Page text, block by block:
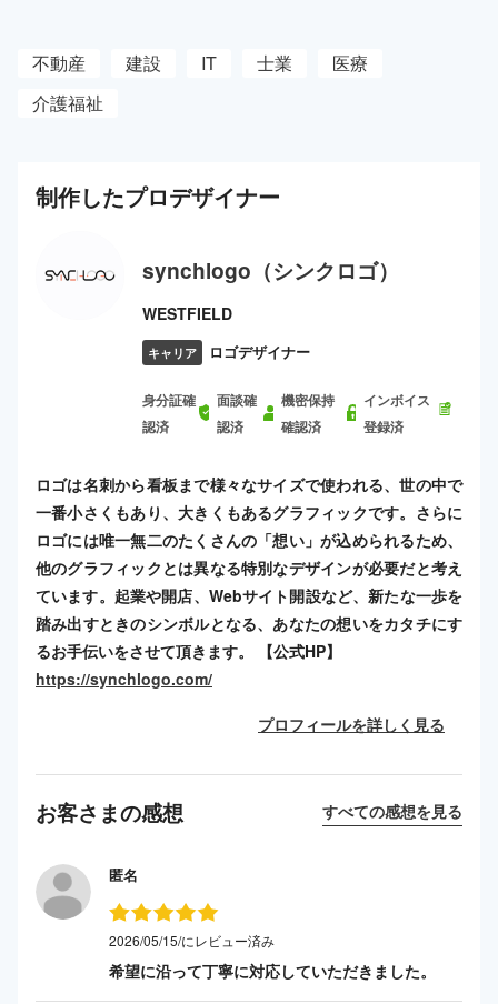
不動産 建設 IT 士業
医療
介護福祉
制作したプロデザイナー
synchlogo（シンクロゴ）
WESTFIELD
キャリア ロゴデザイナー
身分証確
認済
面談確
認済
機密保持
確認済
インボイス
登録済
ロゴは名刺から看板まで様々なサイズで使われる、世の中で
一番小さくもあり、大きくもあるグラフィックです。さらに
ロゴには唯一無二のたくさんの「想い」が込められるため、
他のグラフィックとは異なる特別なデザインが必要だと考え
ています。起業や開店、Webサイト開設など、新たな一歩を
踏み出すときのシンボルとなる、あなたの想いをカタチにす
るお手伝いをさせて頂きます。 【公式HP】
https://synchlogo.com/
プロフィールを詳しく見る
お客さまの感想 すべての感想を見る
匿名
2026/05/15/にレビュー済み
希望に沿って丁寧に対応していただきました。